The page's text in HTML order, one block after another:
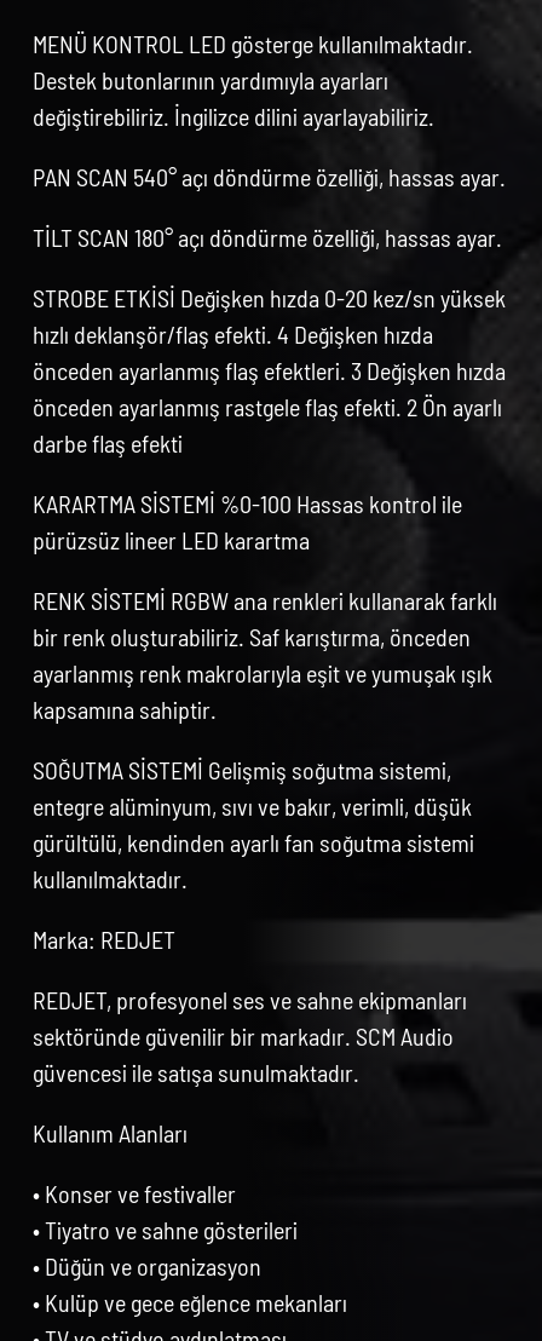
MENÜ KONTROL LED gösterge kullanılmaktadır.
Destek butonlarının yardımıyla ayarları
değiştirebiliriz. İngilizce dilini ayarlayabiliriz.
PAN SCAN 540° açı döndürme özelliği, hassas ayar.
TİLT SCAN 180° açı döndürme özelliği, hassas ayar.
STROBE ETKİSİ Değişken hızda 0-20 kez/sn yüksek
hızlı deklanşör/flaş efekti. 4 Değişken hızda
önceden ayarlanmış flaş efektleri. 3 Değişken hızda
önceden ayarlanmış rastgele flaş efekti. 2 Ön ayarlı
darbe flaş efekti
KARARTMA SİSTEMİ %0-100 Hassas kontrol ile
pürüzsüz lineer LED karartma
RENK SİSTEMİ RGBW ana renkleri kullanarak farklı
bir renk oluşturabiliriz. Saf karıştırma, önceden
ayarlanmış renk makrolarıyla eşit ve yumuşak ışık
kapsamına sahiptir.
SOĞUTMA SİSTEMİ Gelişmiş soğutma sistemi,
entegre alüminyum, sıvı ve bakır, verimli, düşük
gürültülü, kendinden ayarlı fan soğutma sistemi
kullanılmaktadır.
Marka: REDJET
REDJET, profesyonel ses ve sahne ekipmanları
sektöründe güvenilir bir markadır. SCM Audio
güvencesi ile satışa sunulmaktadır.
Kullanım Alanları
• Konser ve festivaller
• Tiyatro ve sahne gösterileri
• Düğün ve organizasyon
• Kulüp ve gece eğlence mekanları